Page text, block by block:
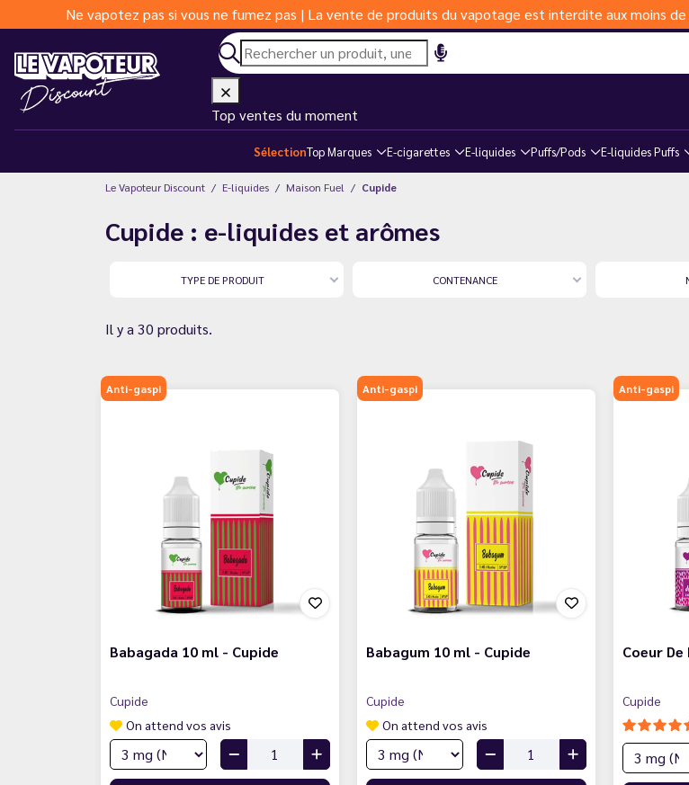
Ne vapotez pas si vous ne fumez pas | La vente de produits du vapotage est interdite aux moins
Top ventes du moment
SélectionTop Marques E-cigarettes E-liquides Puffs/Pods E-liquides Puffs
Le Vapoteur Discount E-liquides Maison Fuel Cupide
Cupide : e-liquides et arômes
TYPE DE PRODUIT CONTENANCE
Il y a 30 produits.
Anti-gaspi
Babagada 10 ml - Cupide
Cupide
On attend vos avis
Anti-gaspi
Babagum 10 ml - Cupide
Cupide
On attend vos avis
Anti-gaspi
Coeur
Cupide